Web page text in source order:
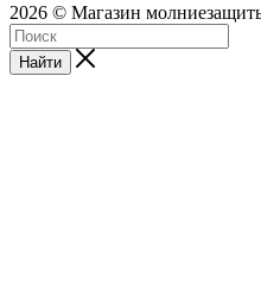
2026 © Магазин
Найти